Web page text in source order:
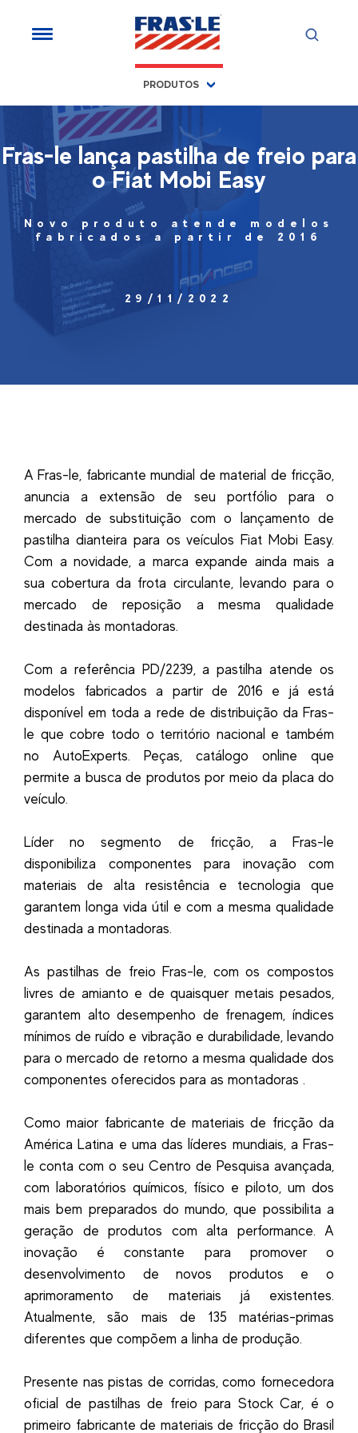
PRODUTOS
Fras-le lança pastilha de freio para
o Fiat Mobi Easy
Novo produto atende modelos
fabricados a partir de 2016
29/11/2022
A Fras-le, fabricante mundial de material de fricção,
anuncia a extensão de seu portfólio para o
mercado de substituição com o lançamento de
pastilha dianteira para os veículos Fiat Mobi Easy.
Com a novidade, a marca expande ainda mais a
sua cobertura da frota circulante, levando para o
mercado de reposição a mesma qualidade
destinada às montadoras.
Com a referência PD/2239, a pastilha atende os
modelos fabricados a partir de 2016 e já está
disponível em toda a rede de distribuição da Fras-
le que cobre todo o território nacional e também
no AutoExperts. Peças, catálogo online que
permite a busca de produtos por meio da placa do
veículo.
Líder no segmento de fricção, a Fras-le
disponibiliza componentes para inovação com
materiais de alta resistência e tecnologia que
garantem longa vida útil e com a mesma qualidade
destinada a montadoras.
As pastilhas de freio Fras-le, com os compostos
livres de amianto e de quaisquer metais pesados,
garantem alto desempenho de frenagem, índices
mínimos de ruído e vibração e durabilidade, levando
para o mercado de retorno a mesma qualidade dos
componentes oferecidos para as montadoras .
Como maior fabricante de materiais de fricção da
América Latina e uma das líderes mundiais, a Fras-
le conta com o seu Centro de Pesquisa avançada,
com laboratórios químicos, físico e piloto, um dos
mais bem preparados do mundo, que possibilita a
geração de produtos com alta performance. A
inovação é constante para promover o
desenvolvimento de novos produtos e o
aprimoramento de materiais já existentes.
Atualmente, são mais de 135 matérias-primas
diferentes que compõem a linha de produção.
Presente nas pistas de corridas, como fornecedora
oficial de pastilhas de freio para Stock Car, é o
primeiro fabricante de materiais de fricção do Brasil